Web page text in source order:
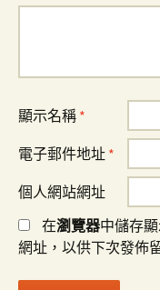
顯示名稱 *
電子郵件地址 *
個人網站網址
在瀏覽器中儲存
網址，以供下次發佈